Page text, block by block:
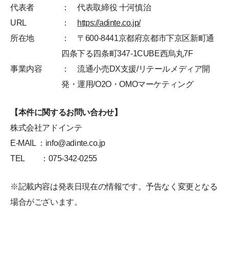
代表者
： 代表取締役 十河慎治
URL
：
https://adinte.co.jp/
所在地
： 〒600-8441京都府京都市下京区新町通
四条下る四条町347-1CUBE西烏丸7F
事業内容
： 流通小売DX支援/リテールメディア開
発・運用/O2O・OMOマーケティング
【本件に関するお問い合わせ】
株式会社アドインテ
E-MAIL ：info@adinte.co.jp
TEL ：075-342-0255
※記載内容は発表日現在の情報です。予告なく変更となる
場合がございます。